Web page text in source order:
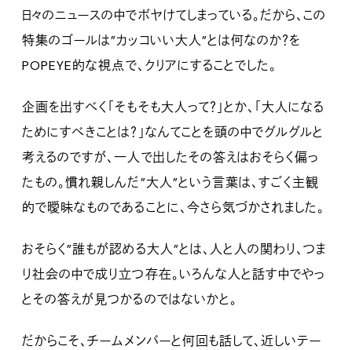
日々のニュースの中でボヤけてしまっている。だから、この
特集のゴールは”カッコいい大人”とは何なのか？を
POPEYE的な視点で、クリアにすることでした。
企画を出すべく「そもそも大人って？」とか、「大人になる
ためにすべきことは？」なんてことを頭の中でグルグルと
考えるのですが、一人で出したその答えはおそらく偏っ
たもの。慣れ親しんだ”大人”という言葉は、すごく主観
的で曖昧なものであることに、今さら気づかされました。
おそらく”誰もが認める大人”とは、人と人の関わり、つま
り社会の中で成り立つ存在。いろんな人と話す中でやっ
とその答えが見つかるのではないかと。
だからこそ、チームメンバーと何回も話して、近しいテー